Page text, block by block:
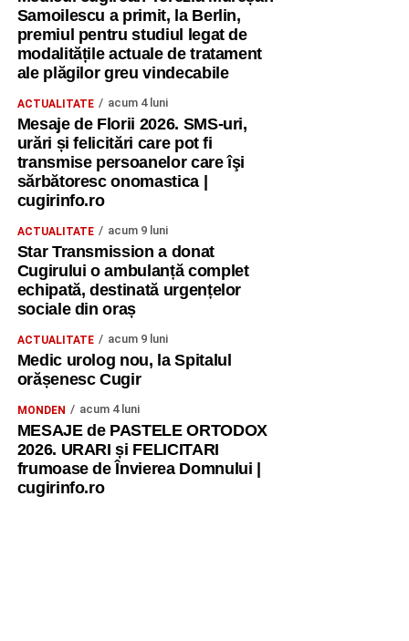
Samoilescu a primit, la Berlin,
premiul pentru studiul legat de
modalitățile actuale de tratament
ale plăgilor greu vindecabile
ACTUALITATE acum 4 luni
Mesaje de Florii 2026. SMS-uri,
urări și felicitări care pot fi
transmise persoanelor care îşi
sărbătoresc onomastica |
cugirinfo.ro
ACTUALITATE acum 9 luni
Star Transmission a donat
Cugirului o ambulanță complet
echipată, destinată urgențelor
sociale din oraș
ACTUALITATE acum 9 luni
Medic urolog nou, la Spitalul
orășenesc Cugir
MONDEN acum 4 luni
MESAJE de PASTELE ORTODOX
2026. URARI și FELICITARI
frumoase de Învierea Domnului |
cugirinfo.ro